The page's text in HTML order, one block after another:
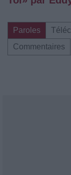
Paroles
Commentaires